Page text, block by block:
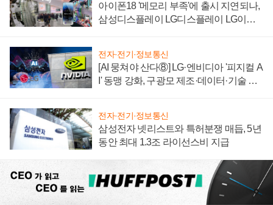
아이폰18 '메모리 부족'에 출시 지연되나,
삼성디스플레이 LG디스플레이 LG이노
전자·전기·정보통신
[AI 뭉쳐야 산다⑧] LG·엔비디아 '피지컬 A
I' 동맹 강화, 구광모 제조·데이터·기술 결
전자·전기·정보통신
삼성전자 넷리스트와 특허분쟁 매듭, 5년
동안 최대 1.3조 라이선스비 지급